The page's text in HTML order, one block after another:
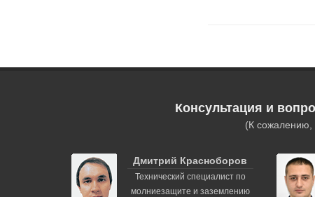
Консультация и
(К
Дмитрий Красноборов
Технический специалист по
молниезащите и заземлению